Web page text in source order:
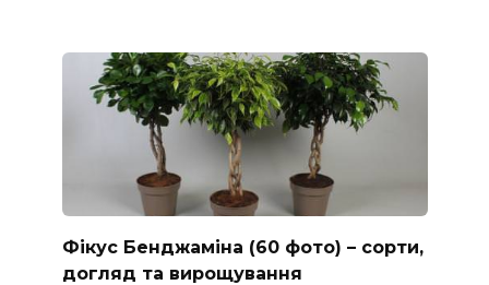
Фікус Бенджаміна (60 фото) – сорти,
догляд та вирощування